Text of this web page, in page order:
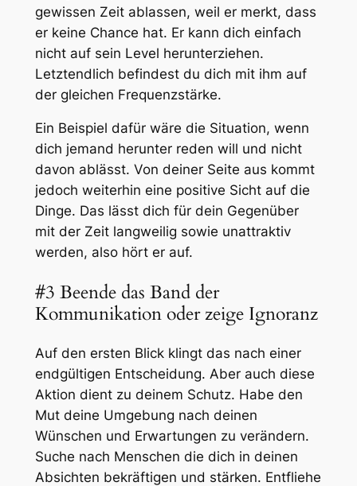
gewissen Zeit ablassen, weil er merkt, dass
er keine Chance hat. Er kann dich einfach
nicht auf sein Level herunterziehen.
Letztendlich befindest du dich mit ihm auf
der gleichen Frequenzstärke.
Ein Beispiel dafür wäre die Situation, wenn
dich jemand herunter reden will und nicht
davon ablässt. Von deiner Seite aus kommt
jedoch weiterhin eine positive Sicht auf die
Dinge. Das lässt dich für dein Gegenüber
mit der Zeit langweilig sowie unattraktiv
werden, also hört er auf.
#3 Beende das Band der
Kommunikation oder zeige Ignoranz
Auf den ersten Blick klingt das nach einer
endgültigen Entscheidung. Aber auch diese
Aktion dient zu deinem Schutz. Habe den
Mut deine Umgebung nach deinen
Wünschen und Erwartungen zu verändern.
Suche nach Menschen die dich in deinen
Absichten bekräftigen und stärken. Entfliehe